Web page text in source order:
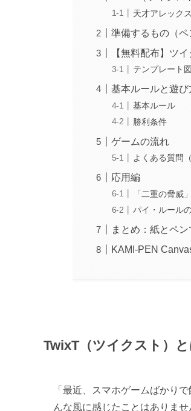
天才アレック
準備するもの（ペ
【無料配布】ツ
テンプレート
基本ルールと遊び
基本ルール
勝利条件
ゲームの流れ
よくある質問（
応用編
「二重の脅威
パイ・ルール
まとめ：紙とペ
KAMI-PEN
TwixT（ツイクスト）
「最近、スマホゲームばかり
んな風に感じたことはありま